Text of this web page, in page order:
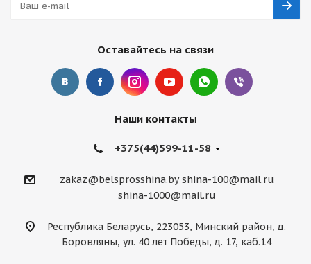
Оставайтесь на связи
Наши контакты
+375(44)599-11-58
zakaz@belsprosshina.by shina-100@mail.ru
shina-1000@mail.ru
Республика Беларусь, 223053, Минский район, д.
Боровляны, ул. 40 лет Победы, д. 17, каб.14